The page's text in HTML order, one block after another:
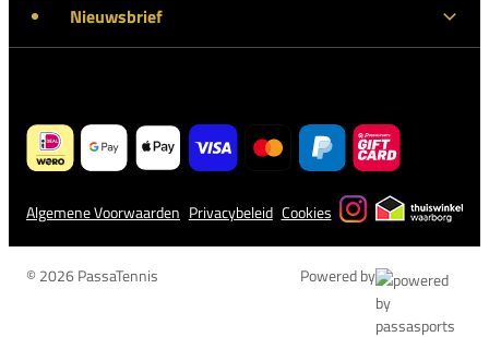
Nieuwsbrief
Algemene Voorwaarden Privacybeleid Cookies
© 2026 PassaTennis Powered by